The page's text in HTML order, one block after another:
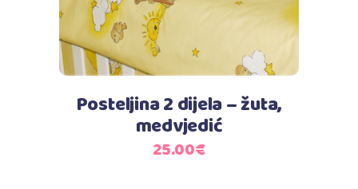
Posteljina 2 dijela – žuta,
medvjedić
25.00€